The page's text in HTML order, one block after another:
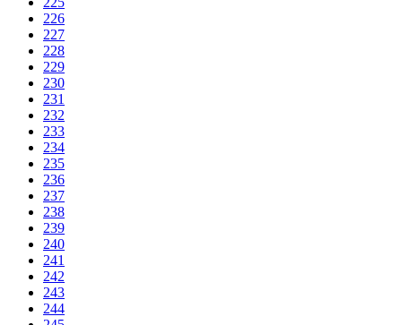
226
227
228
229
230
231
232
233
234
235
236
237
238
239
240
241
242
243
244